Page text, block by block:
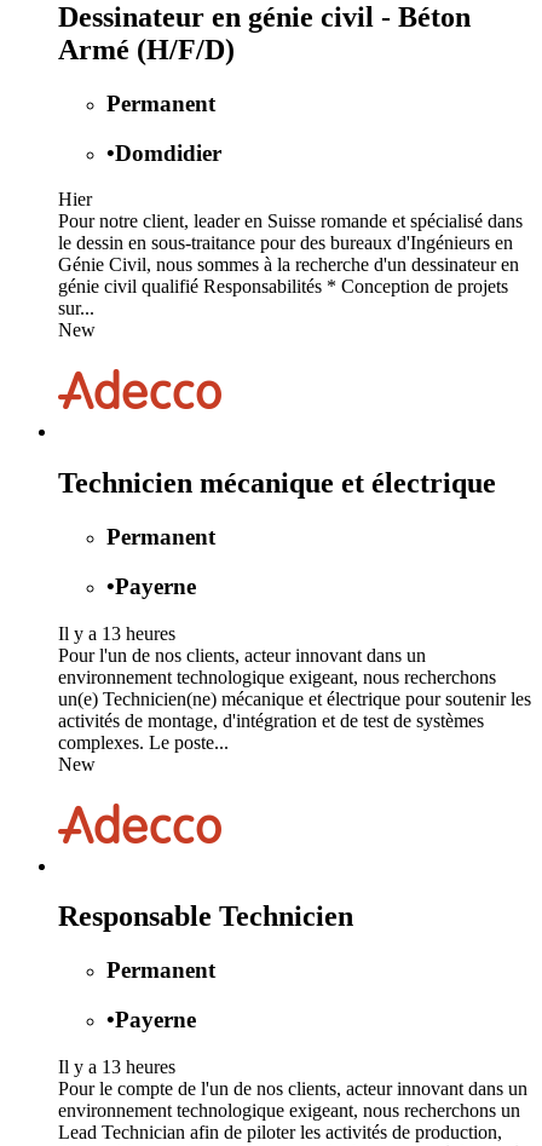
Dessinateur en génie civil - Béton
Armé (H/F/D)
Permanent
•Domdidier
Hier
Pour notre client, leader en Suisse romande et spécialisé dans
le dessin en sous-traitance pour des bureaux d'Ingénieurs en
Génie Civil, nous sommes à la recherche d'un dessinateur en
génie civil qualifié Responsabilités * Conception de projets
sur...
New
Technicien mécanique et électrique
Permanent
•Payerne
Il y a 13 heures
Pour l'un de nos clients, acteur innovant dans un
environnement technologique exigeant, nous recherchons
un(e) Technicien(ne) mécanique et électrique pour soutenir les
activités de montage, d'intégration et de test de systèmes
complexes. Le poste...
New
Responsable Technicien
Permanent
•Payerne
Il y a 13 heures
Pour le compte de l'un de nos clients, acteur innovant dans un
environnement technologique exigeant, nous recherchons un
Lead Technician afin de piloter les activités de production,